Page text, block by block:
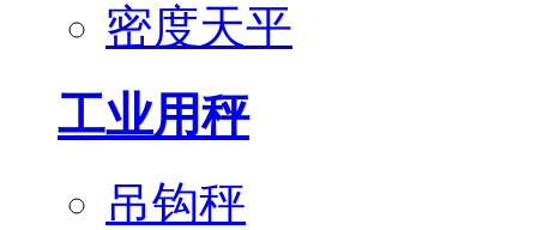
密度天平
工业用秤
吊钩秤